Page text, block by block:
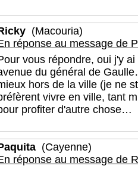
(Macouria)
réponse au message de
vous répondre, oui j'y
du général de
hors de la ville (je ne
vivre en ville, tant
profiter d'autre chose…
(Cayenne)
réponse au message de